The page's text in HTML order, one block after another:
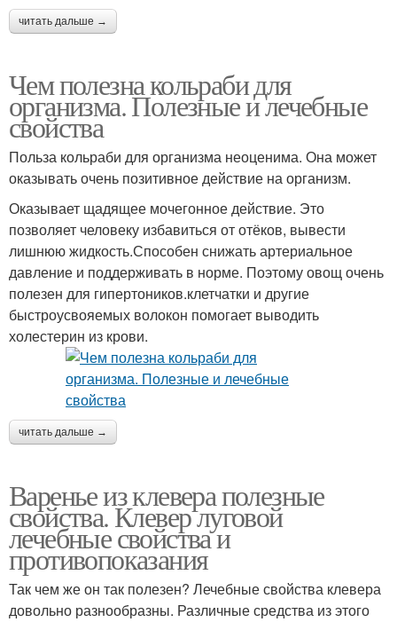
читать дальше →
Чем полезна кольраби для
организма. Полезные и лечебные
свойства
Польза кольраби для организма неоценима. Она может
оказывать очень позитивное действие на организм.
Оказывает щадящее мочегонное действие. Это
позволяет человеку избавиться от отёков, вывести
лишнюю жидкость.Способен снижать артериальное
давление и поддерживать в норме. Поэтому овощ очень
полезен для гипертоников.клетчатки и другие
быстроусвояемых волокон помогает выводить
холестерин из крови.
читать дальше →
Варенье из клевера полезные
свойства. Клевер луговой
лечебные свойства и
противопоказания
Так чем же он так полезен? Лечебные свойства клевера
довольно разнообразны. Различные средства из этого